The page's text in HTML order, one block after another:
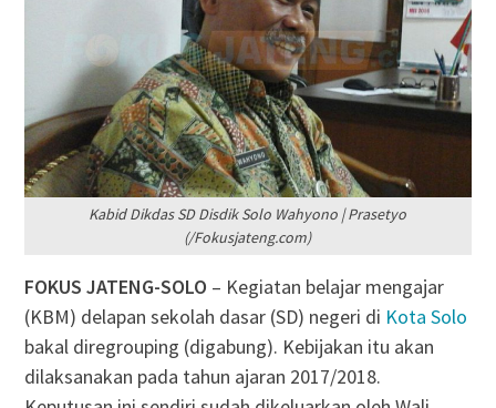
Kabid Dikdas SD Disdik Solo Wahyono | Prasetyo
(/Fokusjateng.com)
FOKUS JATENG-SOLO – Kegiatan belajar mengajar
(KBM) delapan sekolah dasar (SD) negeri di Kota Solo
bakal diregrouping (digabung). Kebijakan itu akan
dilaksanakan pada tahun ajaran 2017/2018.